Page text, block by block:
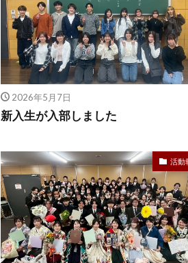
2026年5月7日
新入生が入部しました
活動